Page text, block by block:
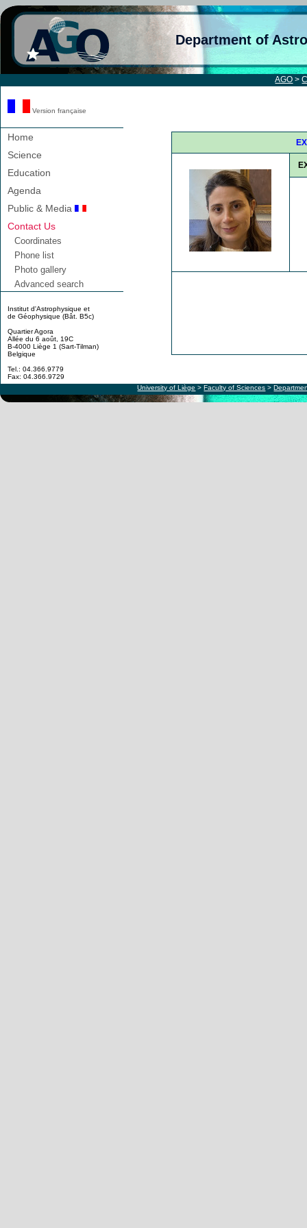
Department of
AGO >
Version française
Home
Science
Education
Agenda
Public & Media
Contact Us
Coordinates
Phone list
Photo gallery
Advanced search
Institut d'Astrophysique et
de Géophysique (Bât. B5c)
Quartier Agora
Allée du 6 août, 19C
B-4000 Liège 1 (Sart-Tilman)
Belgique
Tel.: 04.366.9779
Fax: 04.366.9729
University of Liège >Faculty of Sciences >